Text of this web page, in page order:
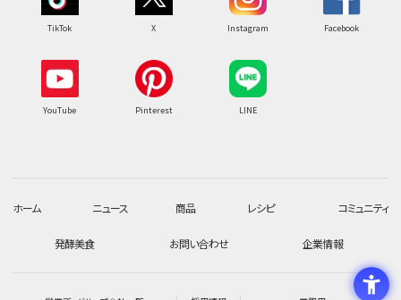
TikTok X Instagram Facebook
YouTube Pinterest LINE
ホーム ニュース 商品 レシピ コミュニティ
発酵美食 お問い合わせ 企業情報